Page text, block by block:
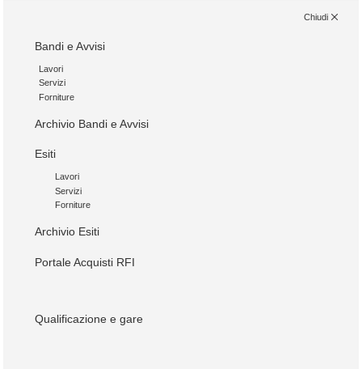
Chiudi
Bandi e Avvisi
Lavori
Servizi
Forniture
Archivio Bandi e Avvisi
Esiti
Lavori
Servizi
Forniture
Archivio Esiti
Portale Acquisti RFI
Qualificazione e gare